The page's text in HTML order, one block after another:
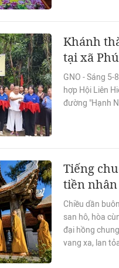
Khánh
tại xã
GNO - Sáng
hợp Hội Liên
đường "Hạnh
Tiếng
tiền nhân
Chiều dần
san hô, hòa
đại hồng
vang xa, lan